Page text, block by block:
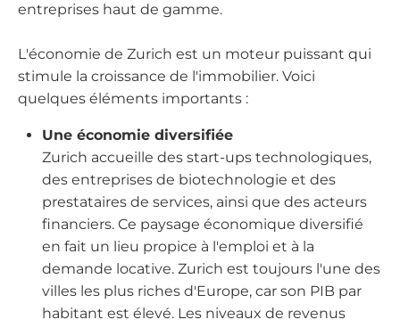
entreprises haut de gamme.
L'économie de Zurich est un moteur puissant qui
stimule la croissance de l'immobilier. Voici
quelques éléments importants :
Une économie diversifiée
Zurich accueille des start-ups technologiques,
des entreprises de biotechnologie et des
prestataires de services, ainsi que des acteurs
financiers. Ce paysage économique diversifié
en fait un lieu propice à l'emploi et à la
demande locative. Zurich est toujours l'une des
villes les plus riches d'Europe, car son PIB par
habitant est élevé. Les niveaux de revenus